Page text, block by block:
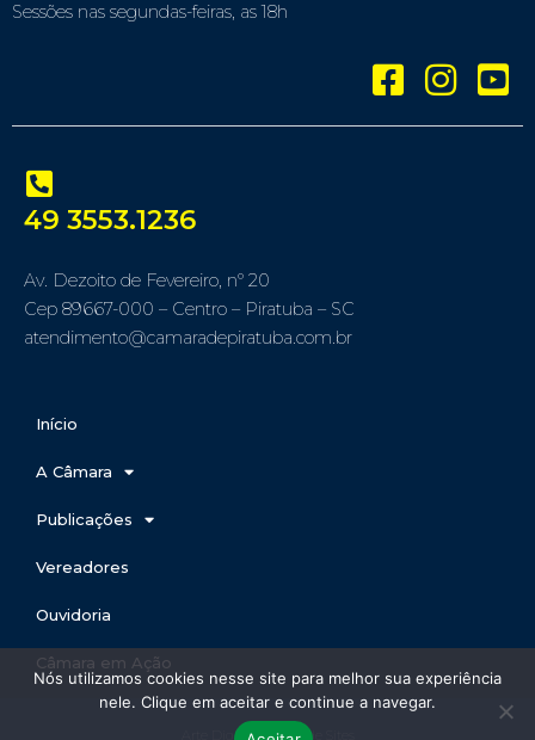
Sessões nas segundas-feiras, as 18h
49 3553.1236
Av. Dezoito de Fevereiro, nº 20
Cep 89667-000 – Centro – Piratuba – SC
atendimento@camaradepiratuba.com.br
Início
A Câmara
Publicações
Vereadores
Ouvidoria
Câmara em Ação
Arte Digital Fábrica de Sites
Nós utilizamos cookies nesse site para melhor sua experiência
nele. Clique em aceitar e continue a navegar.